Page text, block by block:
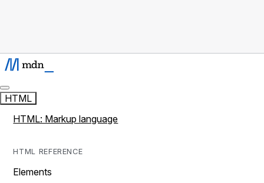
HTML
HTML: Markup language
HTML REFERENCE
Elements